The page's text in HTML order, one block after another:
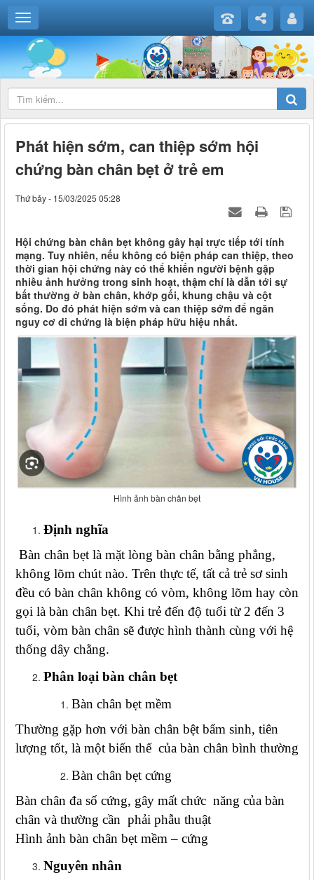
Phát hiện sớm, can thiệp sớm hội
chứng bàn chân bẹt ở trẻ em
Thứ bảy - 15/03/2025 05:28
Hội chứng bàn chân bẹt không gây hại trực tiếp tới tính
mạng. Tuy nhiên, nếu không có biện pháp can thiệp, theo
thời gian hội chứng này có thể khiến người bệnh gặp
nhiều ảnh hưởng trong sinh hoạt, thậm chí là dẫn tới sự
bất thường ở bàn chân, khớp gối, khung chậu và cột
sống. Do đó phát hiện sớm và can thiệp sớm để ngăn
nguy cơ di chứng là biện pháp hữu hiệu nhất.
Hình ảnh bàn chân bẹt
Định nghĩa
Bàn chân bẹt là mặt lòng bàn chân bằng phẳng,
không lõm chút nào. Trên thực tế, tất cả trẻ sơ sinh
đều có bàn chân không có vòm, không lõm hay còn
gọi là bàn chân bẹt. Khi trẻ đến độ tuổi từ 2 đến 3
tuổi, vòm bàn chân sẽ được hình thành cùng với hệ
thống dây chằng.
Phân loại bàn chân bẹt
Bàn chân bẹt mềm
Thường gặp hơn với bàn chân bệt bẩm sinh, tiên
lượng tốt, là một biến thể của bàn chân bình thường
Bàn chân bẹt cứng
Bàn chân đa số cứng, gây mất chức năng của bàn
chân và thường cần phải phẫu thuật
Hình ảnh bàn chân bẹt mềm – cứng
Nguyên nhân